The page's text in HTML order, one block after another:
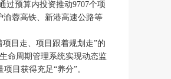
过预算内投资推动9707个项
渝蓉高铁、新港高速公路等
目走、项目跟着规划走”的
命周期管理系统实现动态监
目获得充足“养分”。